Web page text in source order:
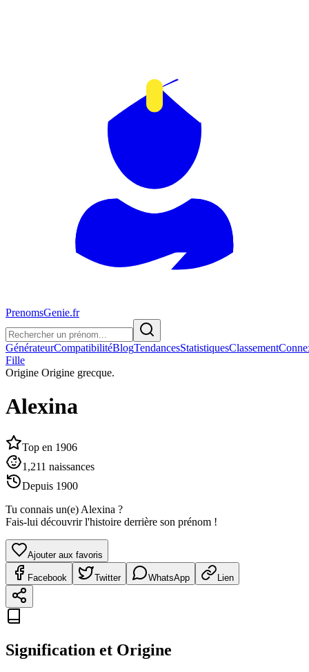
PrenomsGenie.fr
GénérateurCompatibilitéBlogTendancesStatistiquesClassement
Fille
Origine Origine grecque.
Alexina
Top en 1906
1,211 naissances
Depuis 1900
Tu connais un(e) Alexina ?
Fais-lui découvrir l'histoire derrière son prénom !
Ajouter aux favoris
Facebook Twitter WhatsApp Lien
Signification et Origine